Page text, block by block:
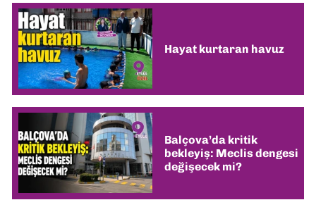
Hayat kurtaran havuz
Balçova’da kritik
bekleyiş: Meclis dengesi
değişecek mi?